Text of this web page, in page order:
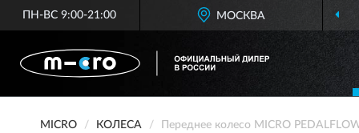
ПН-ВС 9:00-21:00 МОСКВА
MICRO КОЛЕСА Переднее колесо MICRO